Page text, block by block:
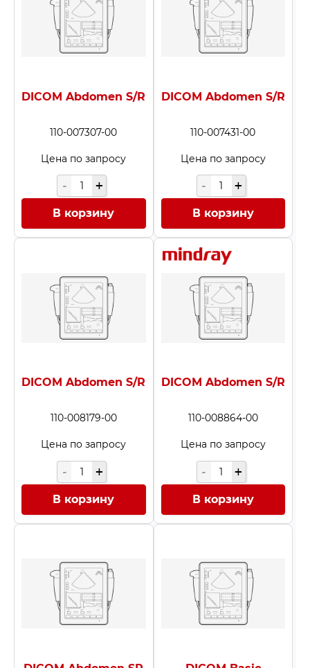
DICOM Abdomen S/R
110-007307-00
Цена по запросу
В корзину
DICOM Abdomen S/R
110-007431-00
Цена по запросу
В корзину
DICOM Abdomen S/R
110-008179-00
Цена по запросу
В корзину
DICOM Abdomen S/R
110-008864-00
Цена по запросу
В корзину